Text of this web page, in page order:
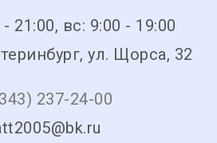
21:00, вс: 9:00 - 19:00
ул. Щорса, 32
237-24-00